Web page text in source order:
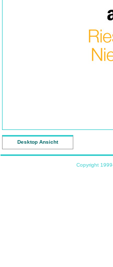
Desktop Ansicht
Copyright